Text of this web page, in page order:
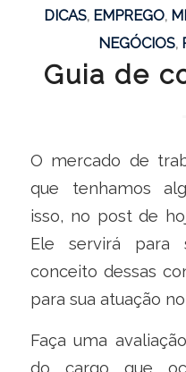
DICAS, EMPREGO,
NEGÓCIOS,
Guia de
O mercado de
que tenhamos
isso, no post de
Ele servirá para
conceito dessas
para sua atuação
Faça uma
do cargo que